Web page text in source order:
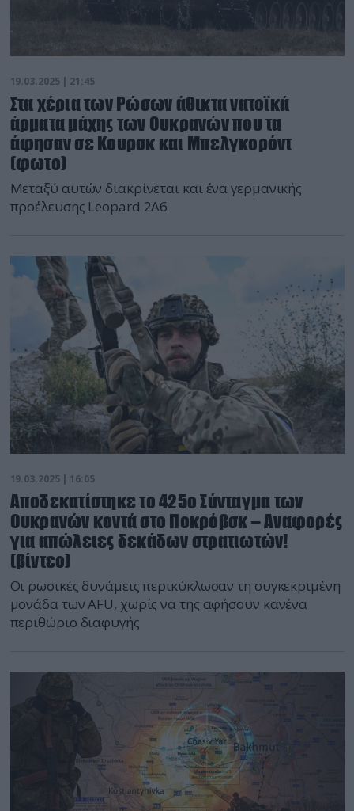
19.03.2025 | 21:45
Στα χέρια των Ρώσων άθικτα νατοϊκά
άρματα μάχης των Ουκρανών που τα
άφησαν σε Κουρσκ και Μπελγκορόντ
(φωτο)
Μεταξύ αυτών διακρίνεται και ένα γερμανικής
προέλευσης Leopard 2A6
19.03.2025 | 16:05
Αποδεκατίστηκε το 425ο Σύνταγμα των
Ουκρανών κοντά στο Ποκρόβσκ – Αναφορές
για απώλειες δεκάδων στρατιωτών!
(βίντεο)
Οι ρωσικές δυνάμεις περικύκλωσαν τη συγκεκριμένη
μονάδα των AFU, χωρίς να της αφήσουν κανένα
περιθώριο διαφυγής